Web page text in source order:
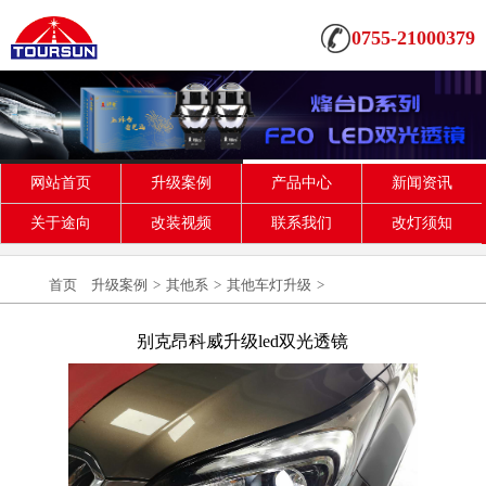
0755-21000379
网站首页 升级案例 产品中心 新闻资讯
关于途向 改装视频 联系我们 改灯须知
首页 升级案例 > 其他系 > 其他车灯升级 >
别克昂科威升级led双光透镜